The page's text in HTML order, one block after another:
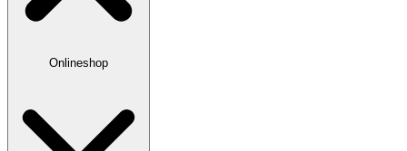
Onlineshop